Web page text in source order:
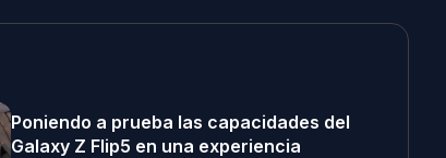
Poniendo a prueba las capacidades del
Galaxy Z Flip5 en una experiencia